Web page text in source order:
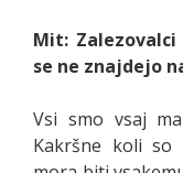
Mit:
se ne znajdejo
Vsi smo vsaj
Kakršne koli so